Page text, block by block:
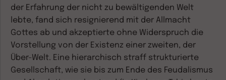
der Erfahrung der nicht zu bewältigenden Welt
lebte, fand sich resignierend mit der Allmacht
Gottes ab und akzeptierte ohne Widerspruch die
Vorstellung von der Existenz einer zweiten, der
Über-Welt. Eine hierarchisch straff strukturierte
Gesellschaft, wie sie bis zum Ende des Feudalismus